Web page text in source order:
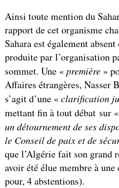
Ainsi toute mention du
rapport de cet organisme
Sahara est également
produite par l’organisation
sommet. Une «première »
Affaires étrangères, Nasser
s’agit d’une «clarification
mettant fin à tout débat sur «
un détournement de ses
le Conseil de paix et de
que l’Algérie fait son grand
avoir été élue membre à
pour, 4 abstentions).